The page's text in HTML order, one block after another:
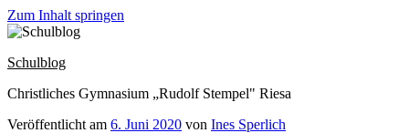
Zum Inhalt springen
Schulblog
Christliches Gymnasium „Rudolf Stempel" Riesa
Veröffentlicht am 6. Juni 2020 von Ines Sperlich